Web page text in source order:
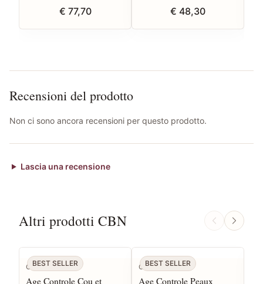
€ 77,70 € 48,30
Recensioni del prodotto
Non ci sono ancora recensioni per questo prodotto.
Lascia una recensione
Altri prodotti CBN
BEST SELLER
CBN
Age Controle Cou et
BEST SELLER
CBN
Age Controle Peaux